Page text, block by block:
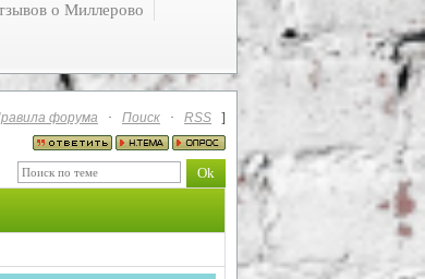
о Миллерово
форума · Поиск · RSS
]